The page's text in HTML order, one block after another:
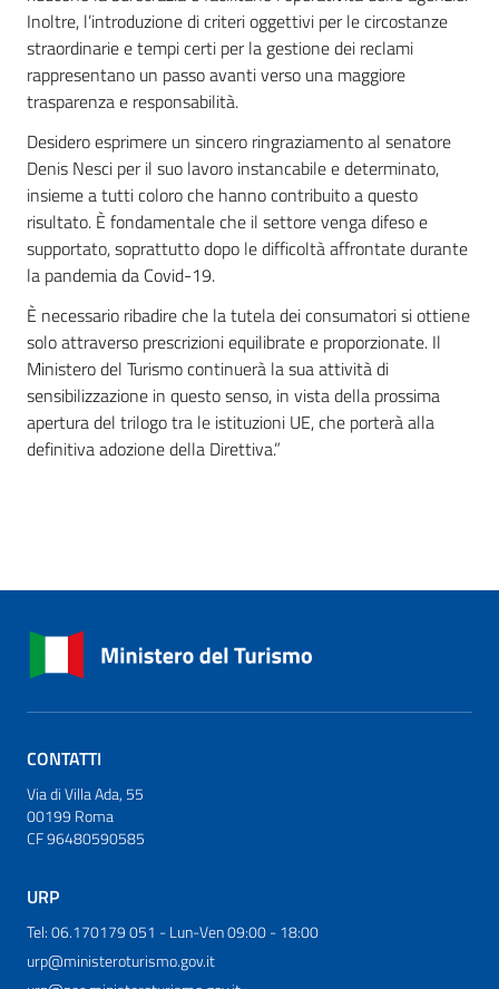
Inoltre, l’introduzione di criteri oggettivi per le circostanze
straordinarie e tempi certi per la gestione dei reclami
rappresentano un passo avanti verso una maggiore
trasparenza e responsabilità.
Desidero esprimere un sincero ringraziamento al senatore
Denis Nesci per il suo lavoro instancabile e determinato,
insieme a tutti coloro che hanno contribuito a questo
risultato. È fondamentale che il settore venga difeso e
supportato, soprattutto dopo le difficoltà affrontate durante
la pandemia da Covid-19.
È necessario ribadire che la tutela dei consumatori si ottiene
solo attraverso prescrizioni equilibrate e proporzionate. Il
Ministero del Turismo continuerà la sua attività di
sensibilizzazione in questo senso, in vista della prossima
apertura del trilogo tra le istituzioni UE, che porterà alla
definitiva adozione della Direttiva.”
CONTATTI
Via di Villa Ada, 55
00199 Roma
CF 96480590585
URP
Tel: 06.170179 051 - Lun-Ven 09:00 - 18:00
urp@ministeroturismo.gov.it